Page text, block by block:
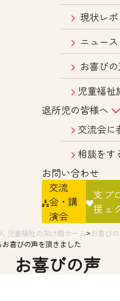
現状レポ
ニュース
お喜び
児童福祉
退所児の皆様へ
交流会に
相談をす
お問い合わせ
交流
会・講
演会
支
援
プ
ェ
児童福祉の架け橋ホーム
お喜び
喜びの声を頂きました
お喜びの声